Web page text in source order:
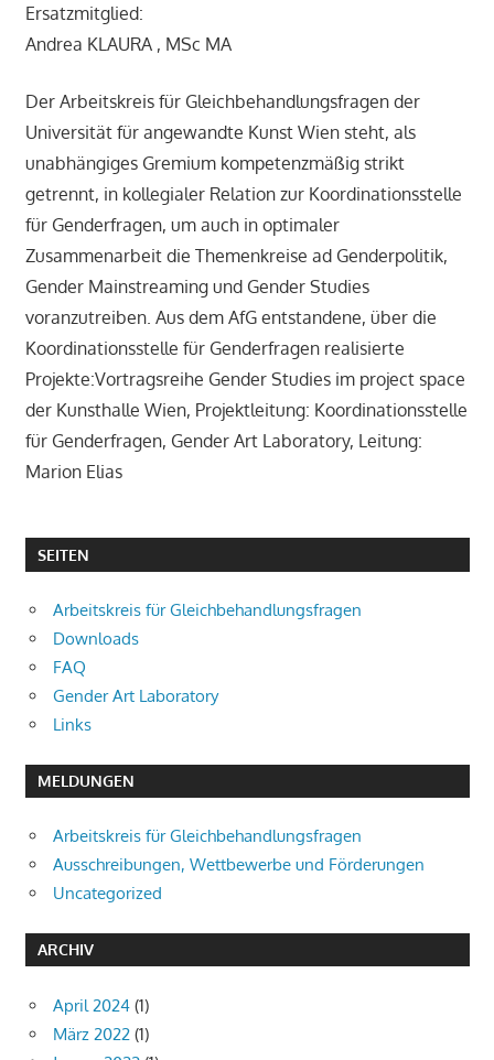
Ersatzmitglied:
Andrea KLAURA , MSc MA
Der Arbeitskreis für Gleichbehandlungsfragen der
Universität für angewandte Kunst Wien steht, als
unabhängiges Gremium kompetenzmäßig strikt
getrennt, in kollegialer Relation zur Koordinationsstelle
für Genderfragen, um auch in optimaler
Zusammenarbeit die Themenkreise ad Genderpolitik,
Gender Mainstreaming und Gender Studies
voranzutreiben. Aus dem AfG entstandene, über die
Koordinationsstelle für Genderfragen realisierte
Projekte:Vortragsreihe Gender Studies im project space
der Kunsthalle Wien, Projektleitung: Koordinationsstelle
für Genderfragen, Gender Art Laboratory, Leitung:
Marion Elias
SEITEN
Arbeitskreis für Gleichbehandlungsfragen
Downloads
FAQ
Gender Art Laboratory
Links
MELDUNGEN
Arbeitskreis für Gleichbehandlungsfragen
Ausschreibungen, Wettbewerbe und Förderungen
Uncategorized
ARCHIV
April 2024 (1)
März 2022 (1)